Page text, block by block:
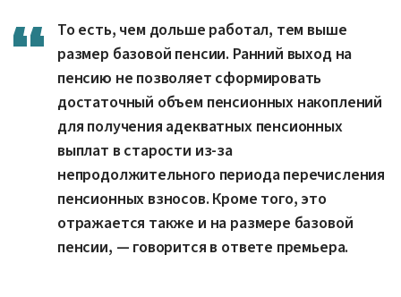
То есть, чем дольше работал, тем выше
размер базовой пенсии. Ранний выход на
пенсию не позволяет сформировать
достаточный объем пенсионных накоплений
для получения адекватных пенсионных
выплат в старости из-за
непродолжительного периода перечисления
пенсионных взносов. Кроме того, это
отражается также и на размере базовой
пенсии, — говорится в ответе премьера.